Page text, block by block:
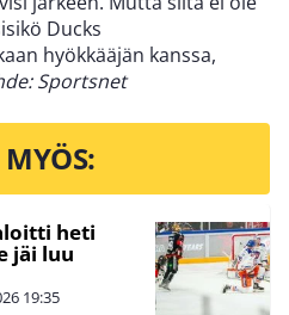
Ducks
hyökkääjän kanssa,
Sportsnet
MYÖS:
heti
jäi luu
19:35